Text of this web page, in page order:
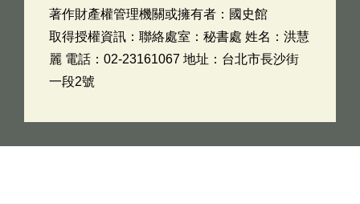
著作財產權管理機關或擁有者：國史館
取得授權資訊：聯絡處室：秘書處 姓名：洪慧
麗 電話：02-23161067 地址：台北市長沙街
一段2號